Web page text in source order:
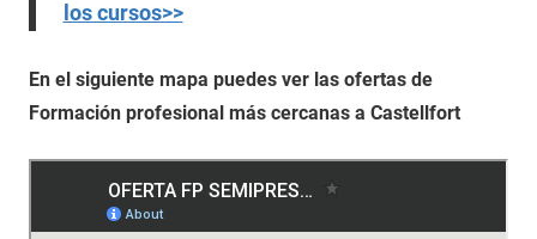
los cursos>>
En el siguiente mapa puedes ver las ofertas de
Formación profesional más cercanas a Castellfort